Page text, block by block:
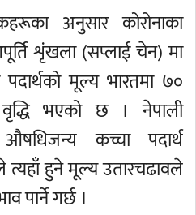
अनुसार कोरोनाका
शृंखला (सप्लाई चेन) मा
मूल्य भारतमा ७०
भएको छ । नेपाली
कच्चा पदार्थ
त्यहाँ हुने मूल्य उतारचढावले
पार्ने गर्छ ।